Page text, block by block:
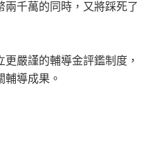
兩千萬的同時，又將踩死了
嚴謹的輔導金評鑑制度，
導成果。